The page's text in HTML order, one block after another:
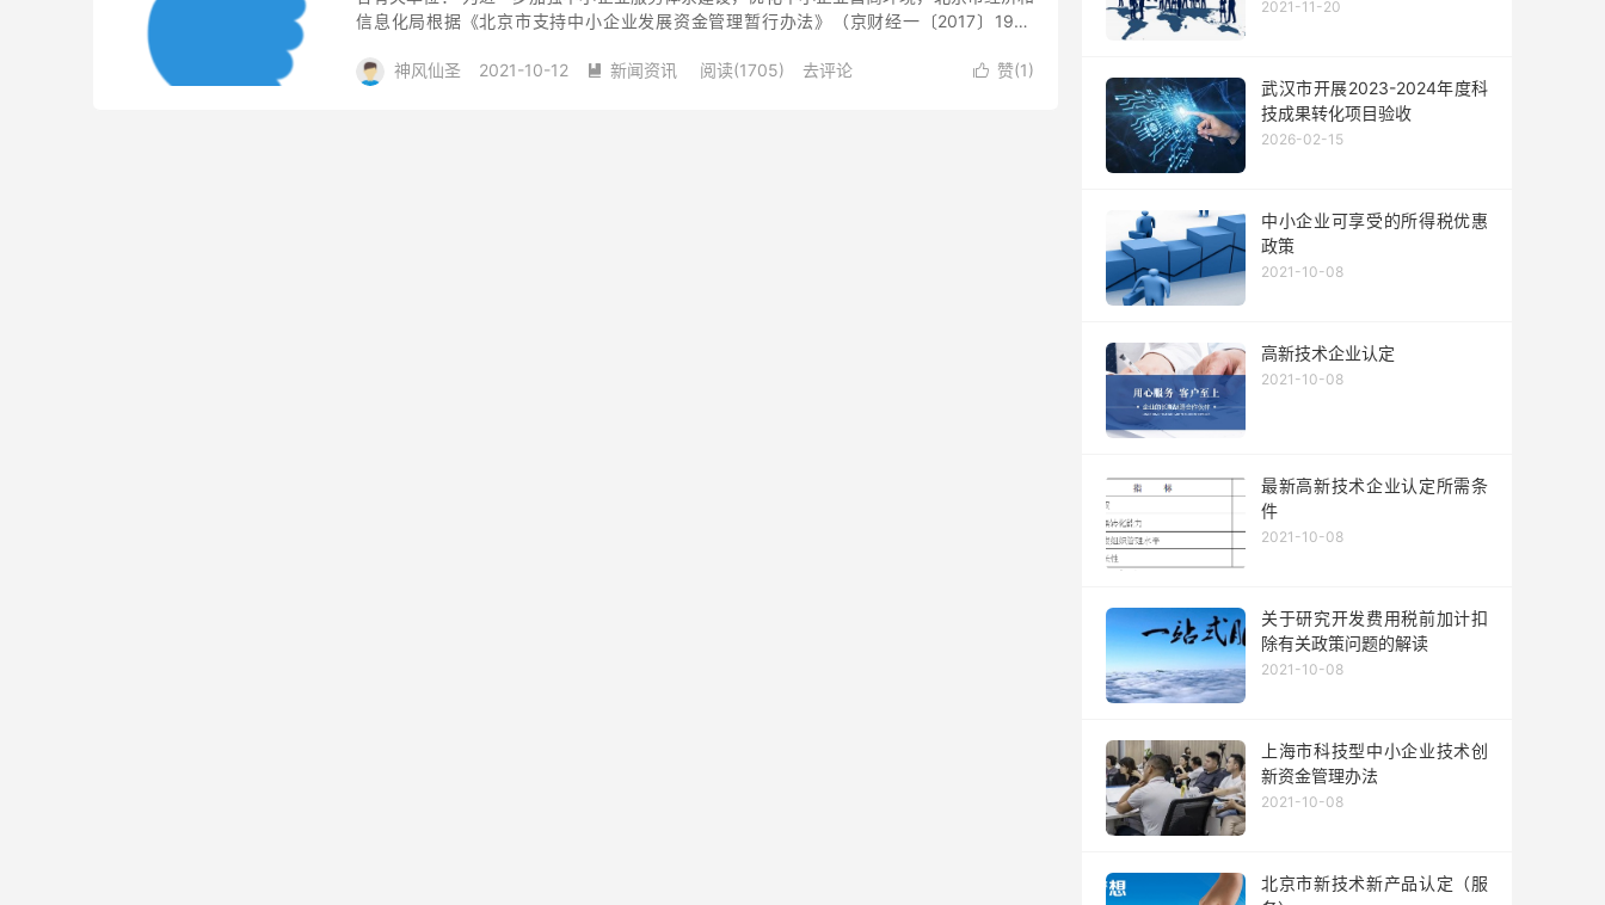
信息化局根据《北京市支持中小企业发展资金管理暂行办法》（京财经一〔2017〕1926
 赞(1)
神风仙圣 2021-10-12  新闻资讯 阅读(1705) 去评论
2021-11-20
武汉市开展2023-2024年度科
技成果转化项目验收
2026-02-15
中小企业可享受的所得税优惠
政策
2021-10-08
高新技术企业认定
2021-10-08
最新高新技术企业认定所需条
件
2021-10-08
关于研究开发费用税前加计扣
除有关政策问题的解读
2021-10-08
上海市科技型中小企业技术创
新资金管理办法
2021-10-08
北京市新技术新产品认定（服